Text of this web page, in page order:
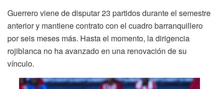
Guerrero viene de disputar 23 partidos durante el semestre
anterior y mantiene contrato con el cuadro barranquillero
por seis meses más. Hasta el momento, la dirigencia
rojiblanca no ha avanzado en una renovación de su
vínculo.